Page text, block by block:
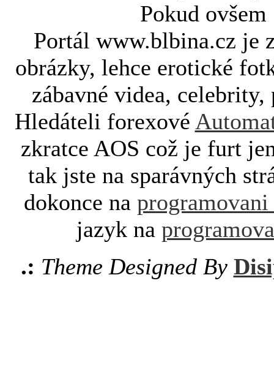
Pokud
Portál www.blbina.cz je
obrázky, lehce erotické
zábavné videa,
Hledáteli forexové
zkratce AOS což je furt
tak jste na sparávných
dokonce na programovani
jazyk na
.: Theme Designed By